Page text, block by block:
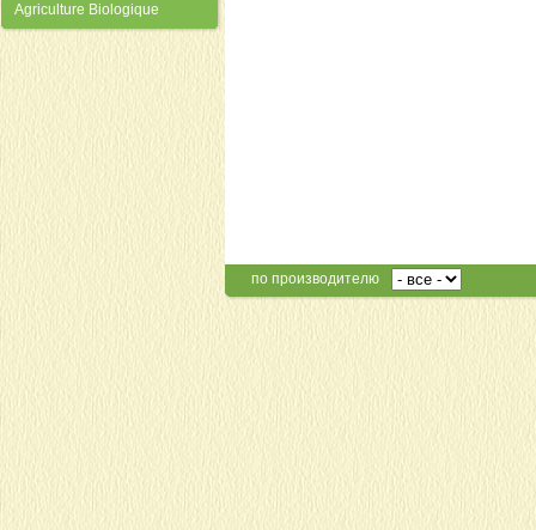
по производителю
Agriculture Biologique